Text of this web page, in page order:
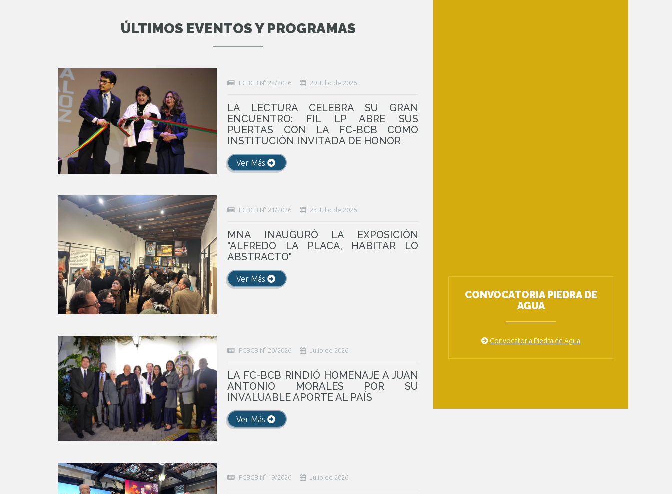
ÚLTIMOS EVENTOS Y PROGRAMAS
FCBCB N° 22/2026 29 Julio de 2026
LA LECTURA CELEBRA SU GRAN
ENCUENTRO: FIL LP ABRE SUS
PUERTAS CON LA FC-BCB COMO
INSTITUCIÓN INVITADA DE HONOR
Ver Más
FCBCB N° 21/2026 23 Julio de 2026
MNA INAUGURÓ LA EXPOSICIÓN
"ALFREDO LA PLACA, HABITAR LO
ABSTRACTO"
Ver Más
FCBCB N° 20/2026 Julio de 2026
LA FC-BCB RINDIÓ HOMENAJE A JUAN
ANTONIO MORALES POR SU
INVALUABLE APORTE AL PAÍS
Ver Más
FCBCB N° 19/2026 Julio de 2026
CONVOCATORIA PIEDRA DE
AGUA
Convocatoria Piedra de Agua